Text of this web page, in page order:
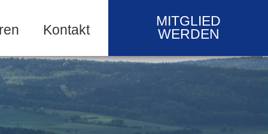
Kontakt
MITGLIED
WERDEN